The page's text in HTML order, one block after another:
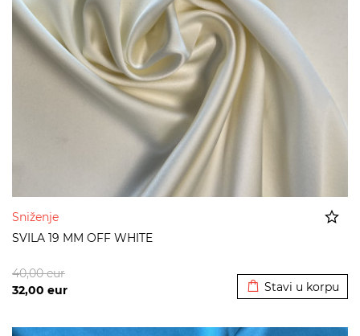
Sniženje
SVILA 19 MM OFF WHITE
32,00 eur
40,00eur
Stavi u korpu